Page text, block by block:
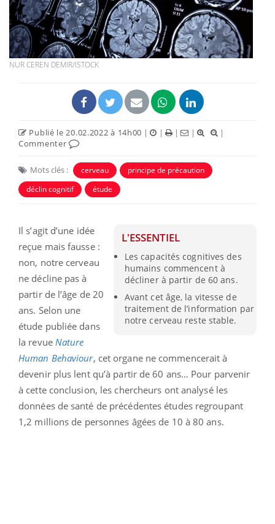
NUR CEREN DEMIR/ISTOCK
Publié le 20.02.2022 à 14h00 | | | |
|
Commenter
Mots clés : cerveau
principe de précaution
déclin cognitif
étude
L'ESSENTIEL
Les capacités cognitives des
humains commencent à
décliner à partir de 60 ans.
Avant cet âge, la vitesse de
traitement de l’information par
notre cerveau reste stable.
Il s’agit d’une idée
reçue mais fausse :
non, notre cerveau
ne décline pas à
partir de l’âge de 20
ans. Selon une
étude publiée dans
la revue Nature
Human Behaviour, cet organe ne commencerait à
devenir plus lent qu’à partir de 60 ans… Pour parvenir
à cette conclusion, les chercheurs ont analysé les
données de santé de précédentes études regroupant
1,2 millions de personnes âgées de 10 à 80 ans.